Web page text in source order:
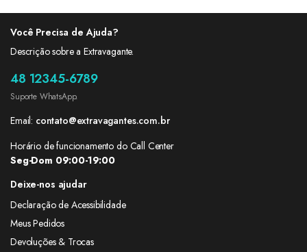
Você Precisa de Ajuda?
Descrição sobre a Extravagante.
48 12345-6789
Suporte WhatsApp.
Email: contato@extravagantes.com.br
Horário de funcionamento do Call Center
Seg-Dom 09:00-19:00
Deixe-nos ajudar
Declaração de Acessibilidade
Meus Pedidos
Devoluções & Trocas